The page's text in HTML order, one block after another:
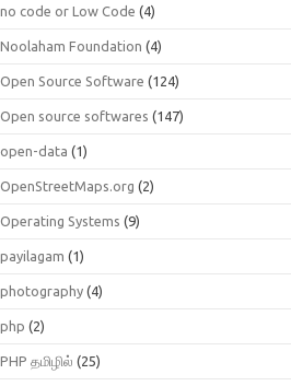
no code or Low Code (4)
Noolaham Foundation (4)
Open Source Software (124)
Open source softwares (147)
open-data (1)
OpenStreetMaps.org (2)
Operating Systems (9)
payilagam (1)
photography (4)
php (2)
PHP தமிழில் (25)